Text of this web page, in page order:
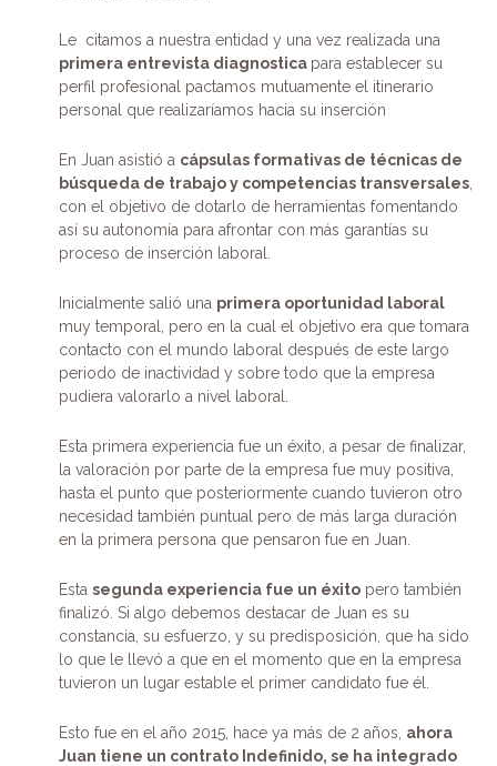
Le citamos a nuestra entidad y una vez realizada una
primera entrevista diagnostica para establecer su
perfil profesional pactamos mutuamente el itinerario
personal que realizaríamos hacia su inserción
En Juan asistió a cápsulas formativas de técnicas de
búsqueda de trabajo y competencias transversales,
con el objetivo de dotarlo de herramientas fomentando
así su autonomía para afrontar con más garantías su
proceso de inserción laboral.
Inicialmente salió una primera oportunidad laboral
muy temporal, pero en la cual el objetivo era que tomara
contacto con el mundo laboral después de este largo
periodo de inactividad y sobre todo que la empresa
pudiera valorarlo a nivel laboral.
Esta primera experiencia fue un éxito, a pesar de finalizar,
la valoración por parte de la empresa fue muy positiva,
hasta el punto que posteriormente cuando tuvieron otro
necesidad también puntual pero de más larga duración
en la primera persona que pensaron fue en Juan.
Esta segunda experiencia fue un éxitopero también
finalizó. Si algo debemos destacar de Juan es su
constancia, su esfuerzo, y su predisposición, que ha sido
lo que le llevó a que en el momento que en la empresa
tuvieron un lugar estable el primer candidato fue él.
Esto fue en el año 2015, hace ya más de 2 años, ahora
Juan tiene un contrato Indefinido, se ha integrado